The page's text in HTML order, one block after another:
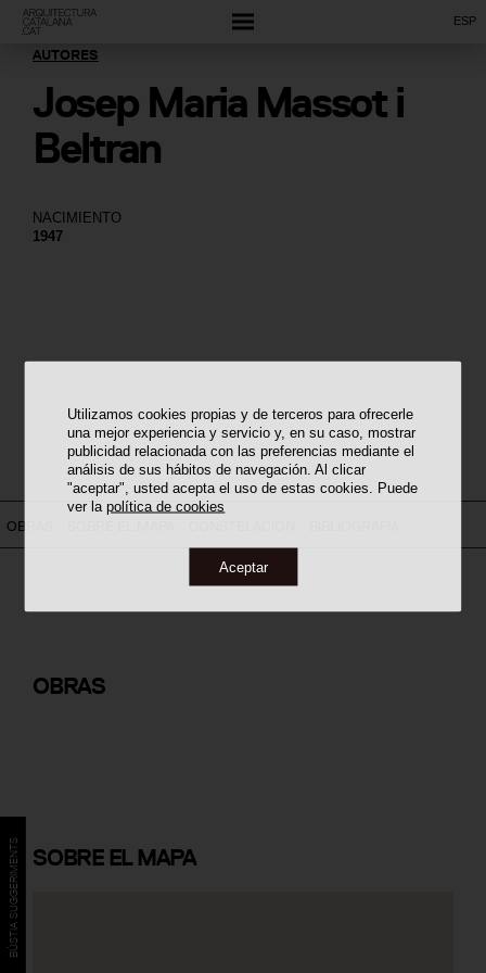
Utilizamos cookies propias y de terceros para ofrecerle
una mejor experiencia y servicio y, en su caso, mostrar
publicidad relacionada con las preferencias mediante el
análisis de sus hábitos de navegación. Al clicar
"aceptar", usted acepta el uso de estas cookies. Puede
ver lapolítica de cookies
Aceptar
ESP
NACIMIENTO
1947
AUTORES
Josep Maria Massot i
Beltran
OBRAS
OBRAS
Casas MR-1
SOBREEL MAPA
BÚSTIA SUGGERIMENTS